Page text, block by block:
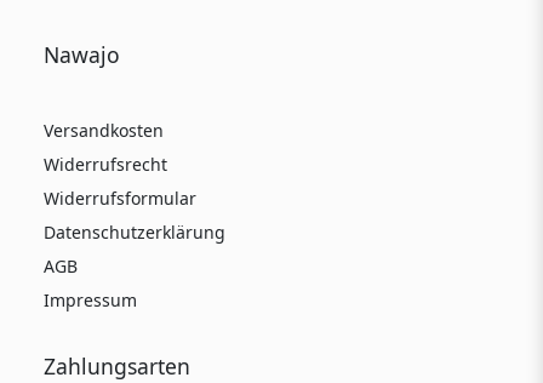
Nawajo
Versandkosten
Widerrufsrecht
Widerrufsformular
Datenschutzerklärung
AGB
Impressum
Zahlungsarten